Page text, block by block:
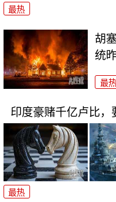
最热
胡
统
最热
印度豪赌千亿卢比，
最热